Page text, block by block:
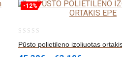
-12%
Pūsto polietileno izoliuotas